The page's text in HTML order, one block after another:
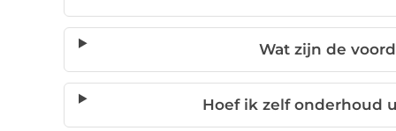
Wat zijn de
Hoef ik zelf onderhoud